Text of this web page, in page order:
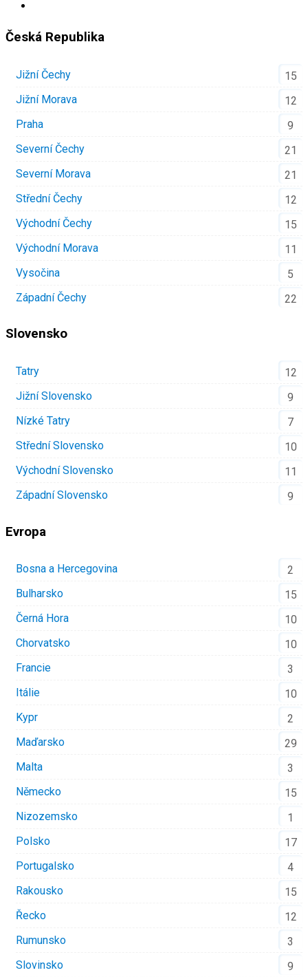
Česká Republika
Jižní Čechy
15
Jižní Morava
12
Praha
9
Severní Čechy
21
Severní Morava
21
Střední Čechy
12
Východní Čechy
15
Východní Morava
11
Vysočina
5
Západní Čechy
22
Slovensko
Tatry
12
Jižní Slovensko
9
Nízké Tatry
7
Střední Slovensko
10
Východní Slovensko
11
Západní Slovensko
9
Evropa
Bosna a Hercegovina
2
Bulharsko
15
Černá Hora
10
Chorvatsko
10
Francie
3
Itálie
10
Kypr
2
Maďarsko
29
Malta
3
Německo
15
Nizozemsko
1
Polsko
17
Portugalsko
4
Rakousko
15
Řecko
12
Rumunsko
3
Slovinsko
9